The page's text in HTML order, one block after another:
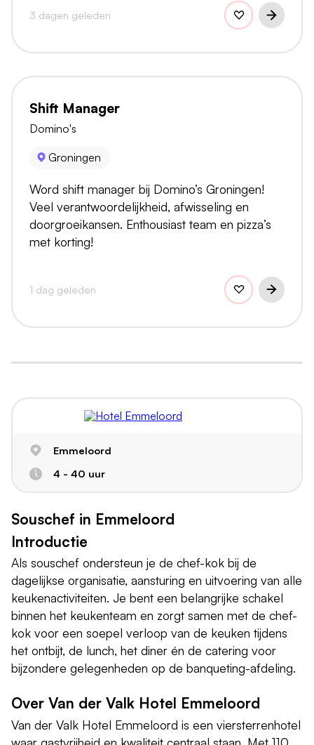
3 dagen geleden
Shift Manager
Domino's
Groningen
Word shift manager bij Domino’s Groningen!
Veel verantwoordelijkheid, afwisseling en
doorgroeikansen. Enthousiast team en pizza’s
met korting!
1 dag geleden
Emmeloord
4 - 40 uur
Souschef in Emmeloord
Introductie
Als souschef ondersteun je de chef-kok bij de
dagelijkse organisatie, aansturing en uitvoering van alle
keukenactiviteiten. Je bent een belangrijke schakel
binnen het keukenteam en zorgt samen met de chef-
kok voor een soepel verloop van de keuken tijdens
het ontbijt, de lunch, het diner én de catering voor
bijzondere gelegenheden op de banqueting-afdeling.
Over Van der Valk Hotel Emmeloord
Van der Valk Hotel Emmeloord is een viersterrenhotel